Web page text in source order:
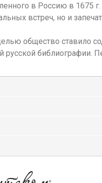
в Россию в 1675
встреч, но и
общество ставило
русской